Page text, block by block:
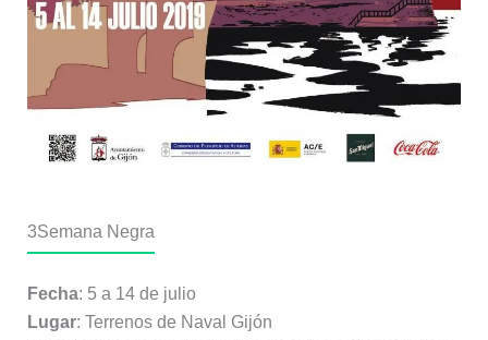
3Semana Negra
Fecha: 5 a 14 de julio
Lugar: Terrenos de Naval Gijón